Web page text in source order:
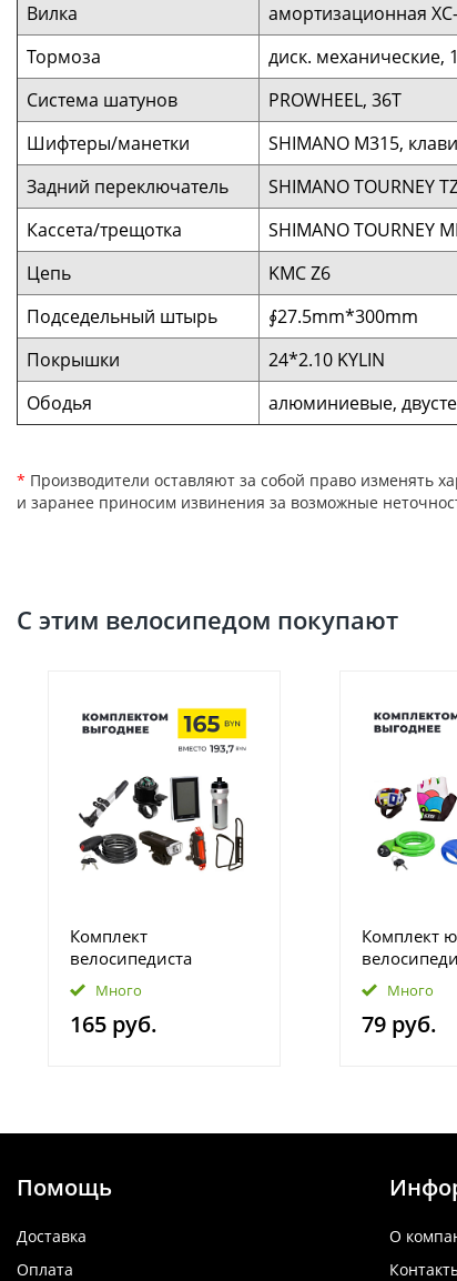
Вилка
амортизационная
Тормоза
диск. механические,
Система шатунов
PROWHEEL, 36Т
Шифтеры/манетки
SHIMANO M315,
Задний переключатель
SHIMANO TOURNEY
Кассета/трещотка
SHIMANO TOURNEY
Цепь
KMC Z6
Подседельный штырь
∮27.5mm*300mm
Покрышки
24*2.10 KYLIN
Ободья
алюминиевые,
* Производители оставляют за собой право изменять
и заранее приносим извинения за возможные
С этим велосипедом покупают
Комплект
велосипедиста
Много
165 руб.
Комплект
Много
79 руб.
Помощь
Доставка
Оплата
О